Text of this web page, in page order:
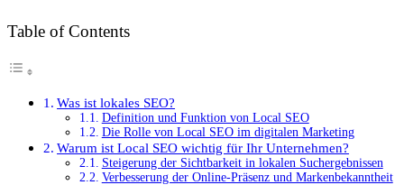
Table of Contents
Was ist lokales SEO?
Definition und Funktion von Local SEO
Die Rolle von Local SEO im digitalen Marketing
Warum ist Local SEO wichtig für Ihr Unternehmen?
Steigerung der Sichtbarkeit in lokalen Suchergebnissen
Verbesserung der Online-Präsenz und Markenbekanntheit